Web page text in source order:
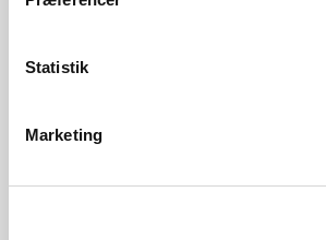
Statistik
Marketing
Læs mere